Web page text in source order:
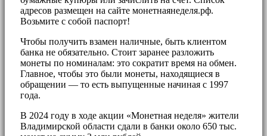
адресов размещен на сайте монетнаянеделя.рф.
Возьмите с собой паспорт!
Чтобы получить взамен наличные, быть клиентом
банка не обязательно. Стоит заранее разложить
монеты по номиналам: это сократит время на обмен.
Главное, чтобы это были монеты, находящиеся в
обращении — то есть выпущенные начиная с 1997
года.
В 2024 году в ходе акции «Монетная неделя» жители
Владимирской области сдали в банки около 650 тыс.